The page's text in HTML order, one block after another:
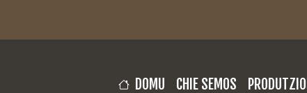
contenuto
NAVIGAZIONE
DOMU CHIE SEMOS